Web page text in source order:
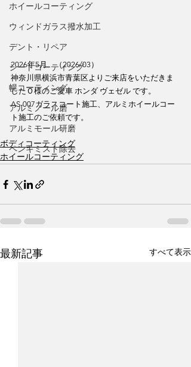
ホイールコーティング
ウィンドガラス撥水加工
デント・リペア
シートコーティング
幌コーティング
アルミノール磨
アルミモール研磨
ペンキミスト除去
2026年5月　（2026/03）
神奈川県横浜市青葉区よりご来店をいただきま
したＯ様のご愛車 ホンダ ヴェゼル です。
AS-007ガラスコート施工、アルミホイールコー
ト施工のご依頼です。
ボディコーティング
ホイールコーティング
最新記事 すべて表示